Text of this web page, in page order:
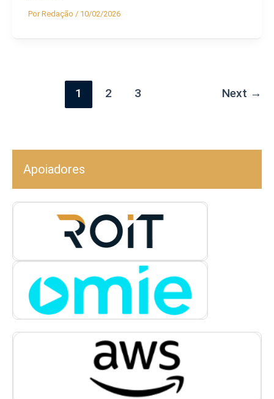
PorRedação / 10/02/2026
1 2 3 Next →
Apoiadores